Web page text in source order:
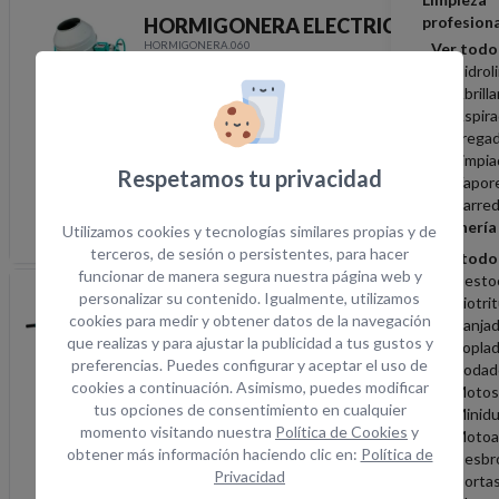
Ver todo
Jardinería
Ver todo
HORMIGONERA ELECTRICA 350L
HORMIGONERA.060
PRECIO ONLINE
Impuestos no incluidos
HORMIGONERA
Indique ubicación para mostrar precios
Hablemos
Descripción
HORMIGONERA ELEC ROLLBETA
140L
HORMIGONERA.013
PRECIO ONLINE
Impuestos no incluidos
HORMIGONERA ELEC
Indique ubicación para mostrar precios
Respetamos tu privacidad
Utilizamos cookies y tecnologías similares propias y de
terceros, de sesión o persistentes, para hacer
funcionar de manera segura nuestra página web y
personalizar su contenido. Igualmente, utilizamos
cookies para medir y obtener datos de la navegación
que realizas y para ajustar la publicidad a tus gustos y
preferencias. Puedes configurar y aceptar el uso de
cookies a continuación. Asimismo, puedes modificar
tus opciones de consentimiento en cualquier
momento visitando nuestra Política de Cookies y
obtener más información haciendo clic en: Política de
Privacidad